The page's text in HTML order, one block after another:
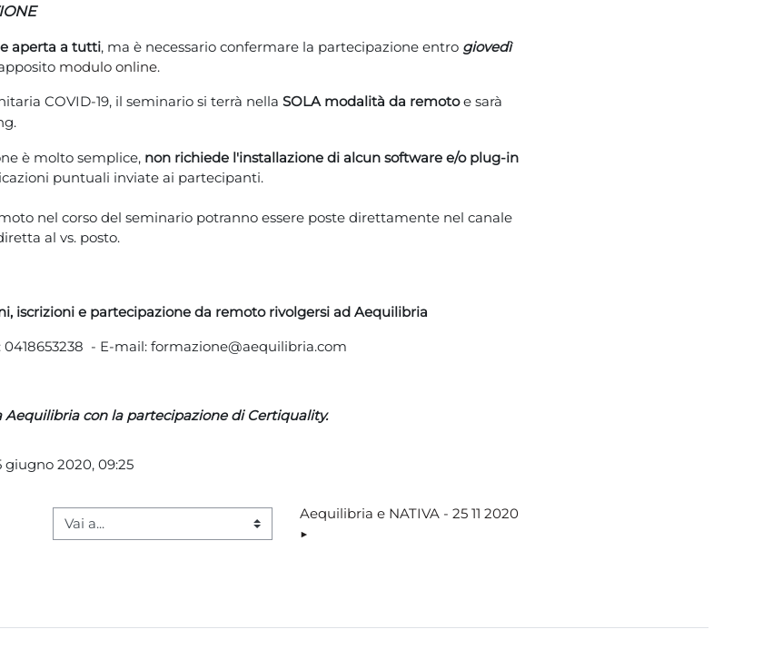
aperta a tutti, ma è necessario confermare la partecipazione entro giovedì
modulo online.
COVID-19, il seminario si terrà nella SOLA modalità da remotoe sarà
è molto semplice, non richiede l'installazione di alcun software e/o plug-in
puntuali inviate ai partecipanti.
nel corso del seminario potranno essere poste direttamente nel canale
al vs. posto.
iscrizioni e partecipazione da remoto rivolgersi ad Aequilibria
0418653238 - E-mail: formazione@aequilibria.com
con la partecipazione di Certiquality.
2020, 09:25
Vai a...
Aequilibria e NATIVA - 25 11 2020
▶︎